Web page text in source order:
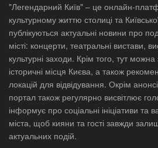
"Легендарний Київ" – це онлайн-
культурному життю столиці та
публікуються актуальні новини про
місті: концерти, театральні вистави,
культурні заходи. Крім того, тут
історичні місця Києва, а також
локацій для відвідування. Окрім
портал також регулярно висвітлює
інформує про соціальні ініціативи та
міста, щоб кияни та гості завжди
актуальних подій.